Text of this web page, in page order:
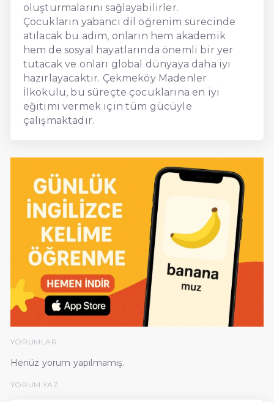
oluşturmalarını sağlayabilirler.
Çocukların yabancı dil öğrenim sürecinde
atılacak bu adım, onların hem akademik
hem de sosyal hayatlarında önemli bir yer
tutacak ve onları global dünyaya daha iyi
hazırlayacaktır. Çekmeköy Madenler
İlkokulu, bu süreçte çocuklarına en iyi
eğitimi vermek için tüm gücüyle
çalışmaktadır.
YORUMLAR
Henüz yorum yapılmamış.
YORUM YAZ